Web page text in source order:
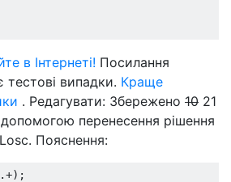
в Інтернеті! Посилання
тестові випадки. Краще
. Редагувати: Збережено 10 21
перенесення рішення
Пояснення: